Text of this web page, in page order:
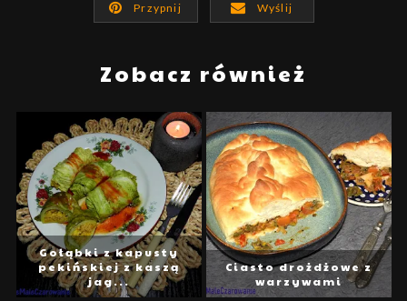
Przypnij Wyślij
Zobacz również
Gołąbki z kapusty
pekińskiej z kaszą
jag...
Ciasto drożdżowe z
warzywami